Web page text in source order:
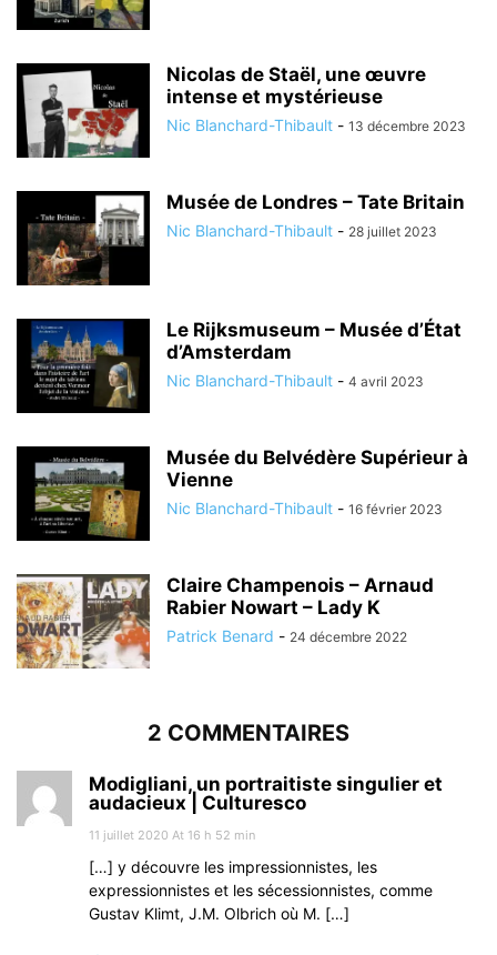
Nicolas de Staël, une œuvre
intense et mystérieuse
Nic Blanchard-Thibault - 13 décembre 2023
Musée de Londres – Tate Britain
Nic Blanchard-Thibault - 28 juillet 2023
Le Rijksmuseum – Musée d’État
d’Amsterdam
Nic Blanchard-Thibault - 4 avril 2023
Musée du Belvédère Supérieur à
Vienne
Nic Blanchard-Thibault - 16 février 2023
Claire Champenois – Arnaud
Rabier Nowart – Lady K
Patrick Benard - 24 décembre 2022
2 COMMENTAIRES
Modigliani, un portraitiste singulier et
audacieux | Culturesco
11 juillet 2020 At 16 h 52 min
[…] y découvre les impressionnistes, les
expressionnistes et les sécessionnistes, comme
Gustav Klimt, J.M. Olbrich où M. […]